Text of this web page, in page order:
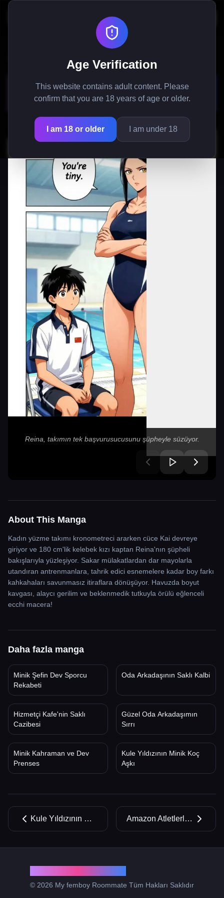
Age Verification
This website contains adult content. Please
confirm that you are 18 years of age or older.
I am 18 or older I am under 18
Minik Kronometreci'nin Uzun
Kaptan Tahriki
Reina, takımın tek başvurusucusunu şüpheyle süzüyor.
About This Manga
Kadın yüzme takımı kronometreci ararken cüce Kai devreye
giriyor ve 180 cm'lik kelebek kızı kaptan Reina'nın şüpheli
bakışlarıyla yüzleşiyor. Sakar mülakatlardan dar mayolarla
utandıran antrenmanlara, tahrik edici esnemelere kadar boy farkı
kahkahaları savunmasız itiraflara dönüşüyor. Havuzda boyut
kavgası, alaycı gerilim ve beklenmedik tutkuyla örülü eğlenceli
ecchi macera!
Daha fazla manga
Minik Şefin Dev Sporcu
Rekabeti
Oda Arkadaşının Saklı Kalbi
Hizmetçi Kafe'nin Saklı
Cazibesi
Güzel Oda Arkadaşımın
Sırrı
Minik Kahraman ve Dev
Prenses
Kule Yıldızının Minik Koç
Aşkı
Kule Yıldızının Minik Koç Aşkı Amazon Atletlerle Fırtınada Sıkışıp Kaldı
© 2026 My femboy Roommate Tüm Hakları Saklıdır